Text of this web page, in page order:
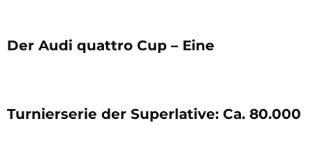
Der Audi quattro Cup – Eine
Turnierserie der Superlative: Ca. 80.000